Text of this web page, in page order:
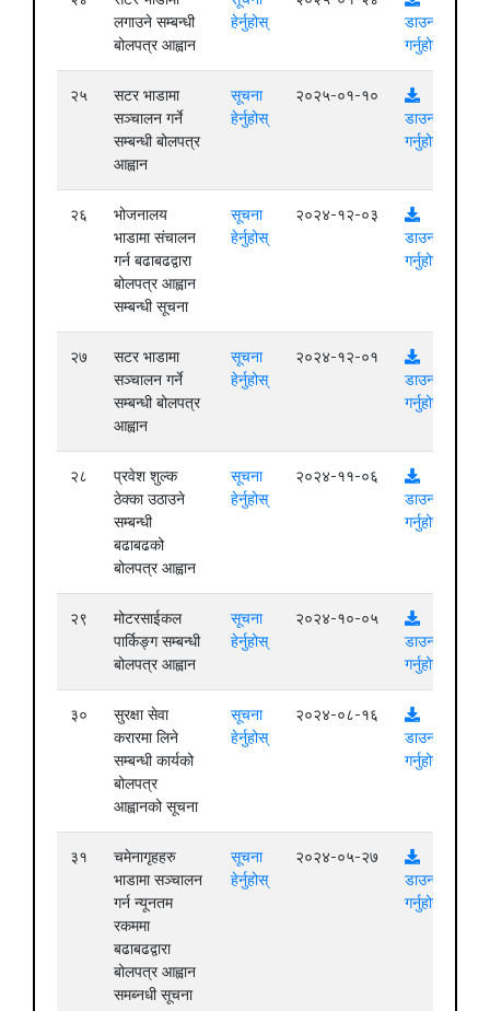
लगाउने सम्बन्धी
बोलपत्र आह्वान
हेर्नुहोस्
डाउनलोड
गर्नुहोस्
२५
सटर भाडामा
सञ्चालन गर्ने
सम्बन्धी बोलपत्र
आह्वान
सूचना
हेर्नुहोस्
२०२५-०१-१०
डाउनलोड
गर्नुहोस्
२६
भोजनालय
भाडामा संचालन
गर्न बढाबढद्वारा
बोलपत्र आह्वान
सम्बन्धी सूचना
सूचना
हेर्नुहोस्
२०२४-१२-०३
डाउनलोड
गर्नुहोस्
२७
सटर भाडामा
सञ्चालन गर्ने
सम्बन्धी बोलपत्र
आह्वान
सूचना
हेर्नुहोस्
२०२४-१२-०१
डाउनलोड
गर्नुहोस्
२८
प्रवेश शुल्क
ठेक्का उठाउने
सम्बन्धी
बढाबढको
बोलपत्र आह्वान
सूचना
हेर्नुहोस्
२०२४-११-०६
डाउनलोड
गर्नुहोस्
२९
मोटरसाईकल
पार्किङ्ग सम्बन्धी
बोलपत्र आह्वान
सूचना
हेर्नुहोस्
२०२४-१०-०५
डाउनलोड
गर्नुहोस्
३०
सुरक्षा सेवा
करारमा लिने
सम्बन्धी कार्यको
बोलपत्र
आह्वानको सूचना
सूचना
हेर्नुहोस्
२०२४-०८-१६
डाउनलोड
गर्नुहोस्
३१
चमेनागृहहरु
भाडामा सञ्चालन
गर्न न्यूनतम
रकममा
बढाबढद्वारा
बोलपत्र आह्वान
समब्नधी सूचना
सूचना
हेर्नुहोस्
२०२४-०५-२७
डाउनलोड
गर्नुहोस्